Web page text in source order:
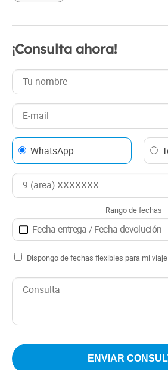
satisfacer las necesidades de los
Cuentan con camas confortables,
utensilios, espacio de
calefacción para las frías noches
portátil, asegurando una experiencia
Además, algunas incluyen
solares para un viaje más sustentable.
El Calafate, conocido como la
Nacional Los Glaciares, es el punto
Moreno, el Cerro Fitz Roy en El
innumerables lagos y senderos que
paraíso para los aventureros. Con
puedes detenerte en los mejores
tranquilidad de la naturaleza y
estrellado.
El servicio de alquiler de vehículos
km Limitados dependiendo la
adicional sin cargo, neumáticos para
de invierno.
¡Consulta ahora!
WhatsApp
Rango de fechas
Dispongo de fechas flexibles para mi viaje